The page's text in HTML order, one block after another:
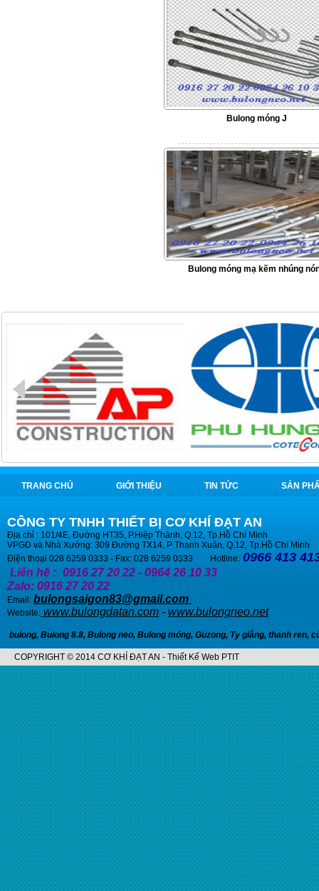
Bulong móng J
Bulong móng mạ kẽm nhúng
TRANG CHỦ GIỚI THIỆU TIN TỨC SẢN
CÔNG TY TNHH THIẾT BỊ CƠ KHÍ ĐẠT AN
Địa chỉ : 101/4E, Đường HT35, P.Hiệp Thành, Q.12, Tp.Hồ Chí Minh
VPGD và Nhà Xưởng: 309 Đường TX14, P Thạnh Xuân, Q.12, Tp.Hồ Chí Minh
Điện thoại 028 6259 0333 - Fax: 028 6259 0333 Hotline: 0966 413
Liên hệ : 0916 27 20 22 - 0964 26 10 33
Zalo: 0916 27 20 22
Email: bulongsaigon83@gmail.com
Website: www.bulongdatan.com - www.bulongneo.net
bulong, Bulong 8.8, Bulong neo, Bulong móng, Guzong, Ty giằng, thanh ren,
COPYRIGHT © 2014 CƠ KHÍ ĐẠT AN - Thiết Kế Web PTIT